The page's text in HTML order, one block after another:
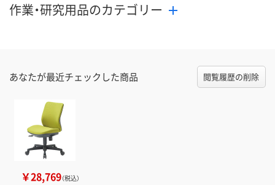
作業・研究用品のカテゴリー
あなたが最近チェックした商品 閲覧履歴の削除
￥28,769（税込）